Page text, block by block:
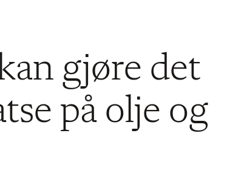
gjøre det
på olje og